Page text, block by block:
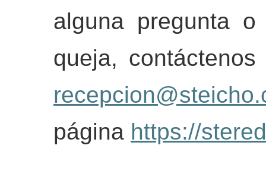
alguna pregunta
queja,
página https://